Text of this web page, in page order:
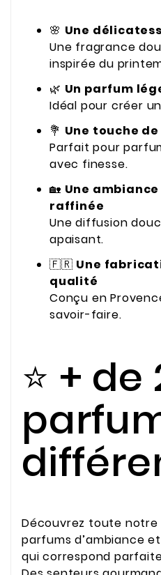
🌸 Une
Une fragrance
inspirée du
🌿 Un parfum
Idéal pour créer
💐 Une touche
Parfait pour
avec finesse.
🏡 Une
raffinée
Une diffusion
apaisant.
🇫🇷 Une
qualité
Conçu en
savoir-faire.
⭐ + de
Découvrez toute
parfums d’ambiance
qui correspond